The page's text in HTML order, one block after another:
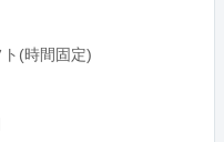
(時間固定)